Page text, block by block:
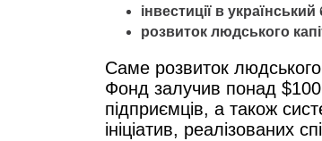
інвестиції в
розвиток людського
Саме розвиток
Фонд залучив понад $100
підприємців, а також
ініціатив, реалізованих